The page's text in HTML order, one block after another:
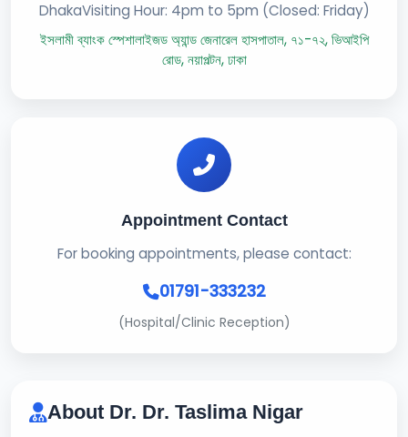
DhakaVisiting Hour: 4pm to 5pm (Closed: Friday)
ইসলামী ব্যাংক স্পেশালাইজড অ্যান্ড জেনারেল হাসপাতাল, ৭১-৭২, ভিআইপি
রোড, নয়াপল্টন, ঢাকা
Appointment Contact
For booking appointments, please contact:
01791-333232
(Hospital/Clinic Reception)
About Dr. Dr. Taslima Nigar